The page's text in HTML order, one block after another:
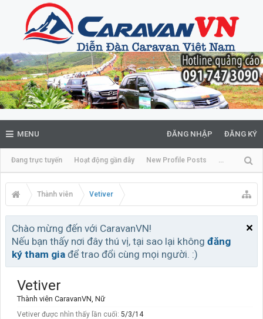
MENU
Đang trực tuyến Hoạt động gần đây New Profile Posts ...
ĐĂNG NHẬP ĐĂNG KÝ
Thành viên Vetiver
Chào mừng đến với CaravanVN!
Nếu bạn thấy nơi đây thú vị, tại sao lại không đăng
ký tham gia để trao đổi cùng mọi người. :)
Vetiver
Thành viên CaravanVN , Nữ
Vetiver được nhìn thấy lần cuối: 5/3/14